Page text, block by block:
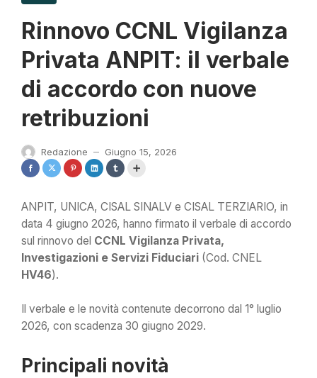
Rinnovo CCNL Vigilanza
Privata ANPIT: il verbale
di accordo con nuove
retribuzioni
Redazione — Giugno 15, 2026
ANPIT, UNICA, CISAL SINALV e CISAL TERZIARIO, in
data 4 giugno 2026, hanno firmato il verbale di accordo
sul rinnovo del CCNL Vigilanza Privata,
Investigazioni e Servizi Fiduciari (Cod. CNEL
HV46).
Il verbale e le novità contenute decorrono dal 1° luglio
2026, con scadenza 30 giugno 2029.
Principali novità